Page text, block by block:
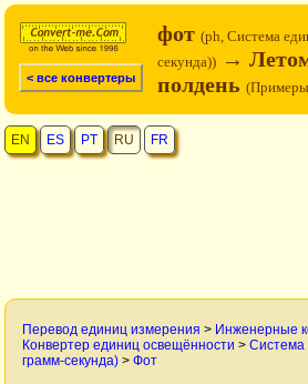
< все конвертеры
фот (ph, Система
секунда)) →
полдень
EN ES PT RU FR
Перевод единиц измерения > Инженерные
Конвертер единиц освещённости > Система
грамм-секунда) > Фот